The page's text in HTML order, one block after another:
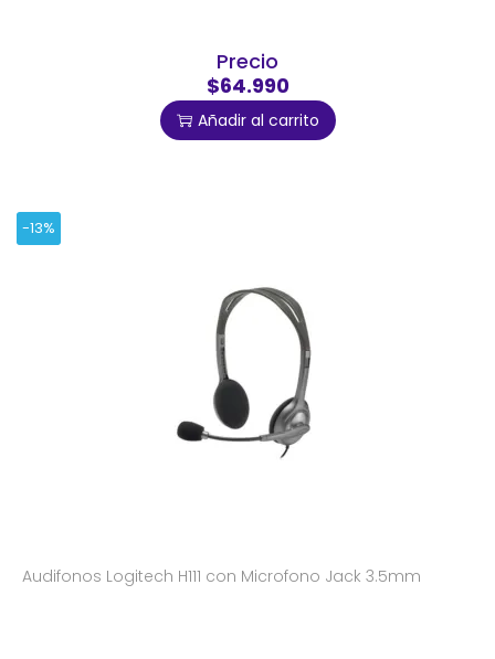
Precio
$64.990
Añadir al carrito
-13%
Audifonos Logitech H111 con Microfono Jack 3.5mm